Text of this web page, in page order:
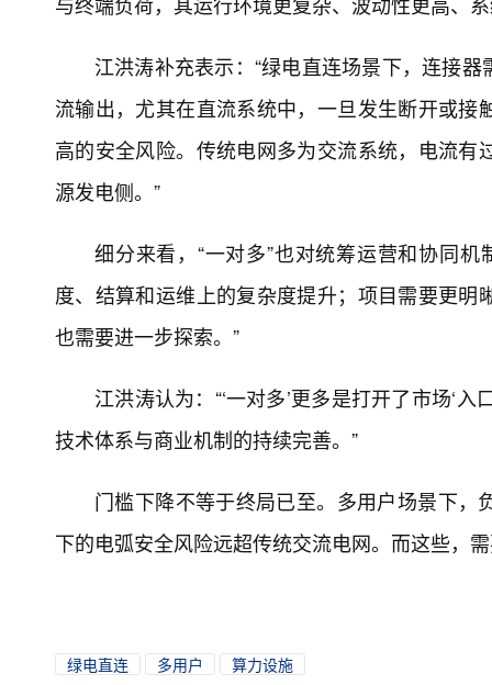
江洪涛补充表示：“绿电直连场景下，连接
流输出，尤其在直流系统中，一旦发生断开或
高的安全风险。传统电网多为交流系统，电流
源发电侧。”
细分来看，“一对多”也对统筹运营和协同
度、结算和运维上的复杂度提升；项目需要更
也需要进一步探索。”
江洪涛认为：“‘一对多’更多是打开了市场‘
技术体系与商业机制的持续完善。”
门槛下降不等于终局已至。多用户场景下
下的电弧安全风险远超传统交流电网。而这些，
绿电直连 多用户 算力设施